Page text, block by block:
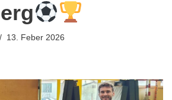
13. Feber 2026